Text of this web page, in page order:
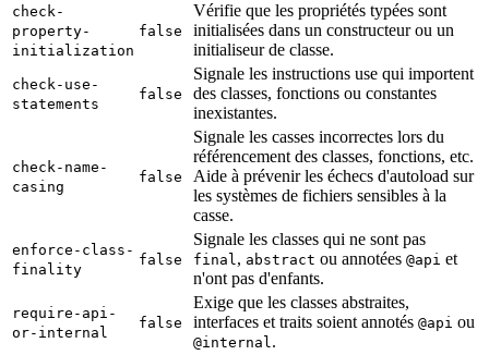
check-
property-
initialization
false
Vérifie que les propriétés typées sont
initialisées dans un constructeur ou un
initialiseur de classe.
check-use-
statements
false
Signale les instructions use qui importent
des classes, fonctions ou constantes
inexistantes.
check-name-
casing
false
Signale les casses incorrectes lors du
référencement des classes, fonctions, etc.
Aide à prévenir les échecs d'autoload sur
les systèmes de fichiers sensibles à la
casse.
enforce-class-
finality
false
Signale les classes qui ne sont pas
final, abstract ou annotées @api et
n'ont pas d'enfants.
require-api-
or-internal
false
Exige que les classes abstraites,
interfaces et traits soient annotés @api ou
@internal.